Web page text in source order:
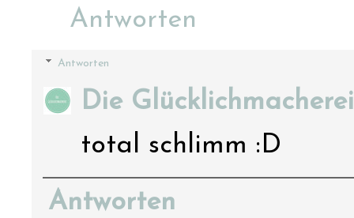
Antworten
Antworten
Die Glücklichmacherei
total schlimm :D
Antworten